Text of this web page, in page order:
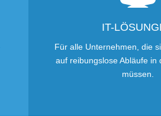
IT-
Für alle Unternehmen, die
auf reibungslose Abläufe in
müssen.